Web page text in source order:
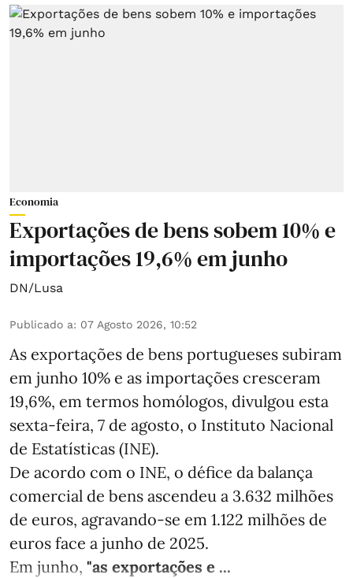
Economia
Exportações de bens sobem 10% e
importações 19,6% em junho
DN/Lusa
Publicado a: 07 Agosto 2026, 10:52
As exportações de bens portugueses subiram
em junho 10% e as importações cresceram
19,6%, em termos homólogos, divulgou esta
sexta-feira, 7 de agosto, o Instituto Nacional
de Estatísticas (INE).
De acordo com o INE, o défice da balança
comercial de bens ascendeu a 3.632 milhões
de euros, agravando-se em 1.122 milhões de
euros face a junho de 2025.
Em junho, "as exportações e ...